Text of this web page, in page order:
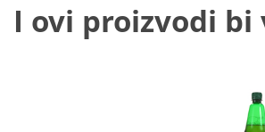
I ovi proizvodi bi